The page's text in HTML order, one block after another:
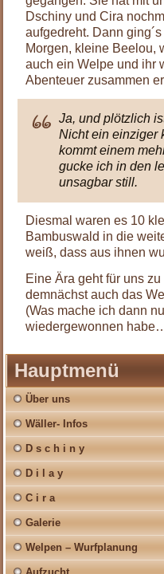
Dschiny und Cira
aufgedreht. Dann
Morgen, kleine Beelou,
auch ein Welpe und ihr
Abenteuer zusammen
Ja, und plötzlich
Nicht ein einziger
kommt einem
gucke ich in den
unsagbar still.
Diesmal waren es 10
Bambuswald in die
weiß, dass aus ihnen
Eine Ära geht für uns
demnächst auch das
(Was mache ich dann
wiedergewonnen
Hauptmenü
Über uns
Wäller- Infos
D s c h i n y
D i l a y
C i r a
Galerie
Welpen – Wurfplanung